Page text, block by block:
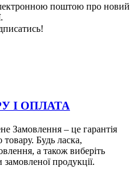
поштою про новий
І ОПЛАТА
Замовлення – це гарантія
Будь ласка,
а також виберіть
продукції.